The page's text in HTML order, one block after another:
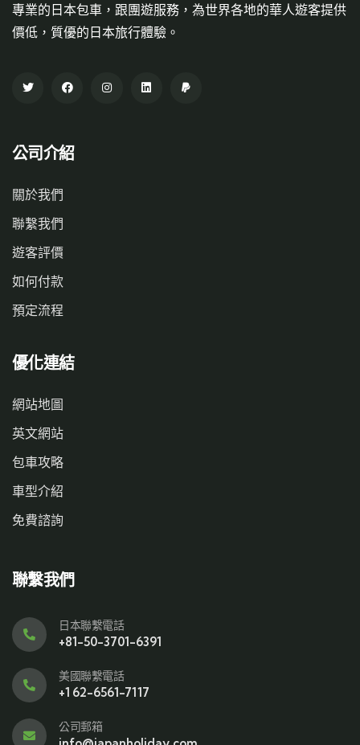
專業的日本包車，跟團遊服務，為世界各地的華人遊客提供
價低，質優的日本旅行體驗。
公司介紹
關於我們
聯繫我們
遊客評價
如何付款
預定流程
優化連結
網站地圖
英文網站
包車攻略
車型介紹
免費諮詢
聯繫我們
日本聯繫電話
+81-50-3701-6391
美國聯繫電話
+1 62-6561-7117
公司郵箱